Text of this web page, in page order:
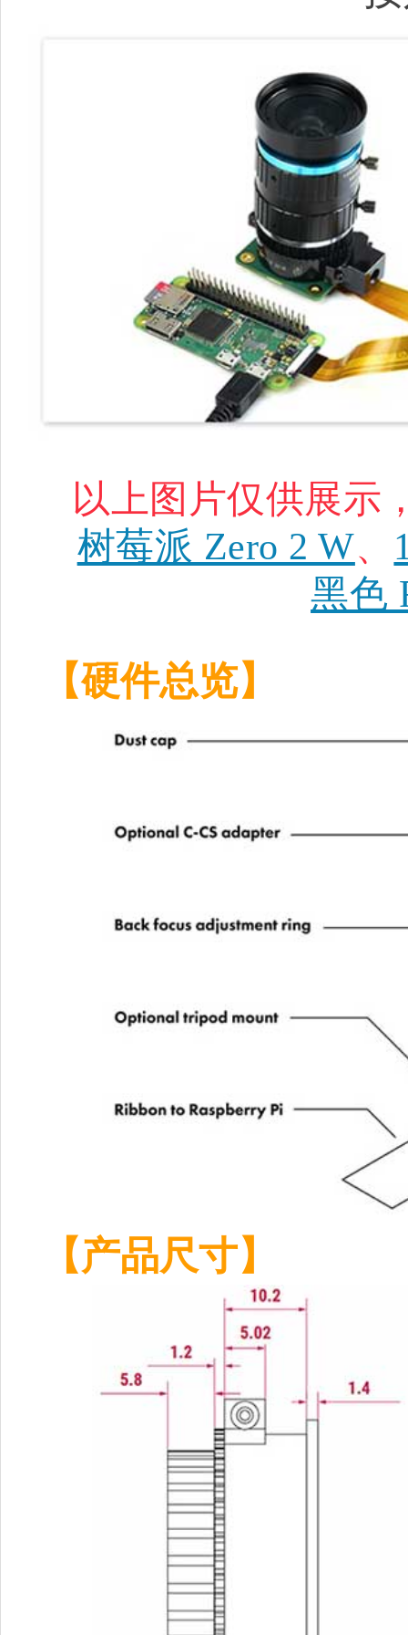
以上图片仅供展示
树莓派 Zero 2 W、
黑色
【硬件总览】
【产品尺寸】